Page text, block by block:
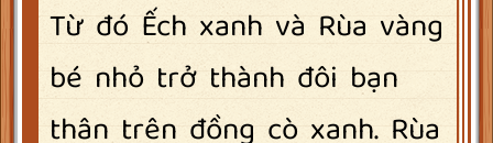
Từ đó Ếch xanh và Rùa vàng
bé nhỏ trở thành đôi bạn
thân trên đồng cò xanh. Rùa